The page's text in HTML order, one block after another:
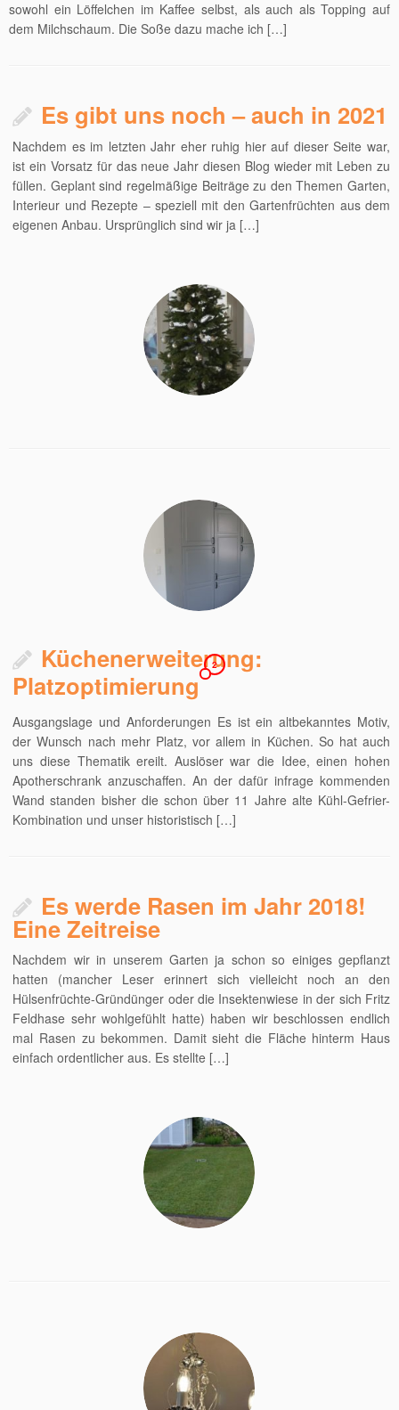
sowohl ein Löffelchen im Kaffee selbst, als auch als Topping auf
dem Milchschaum. Die Soße dazu mache ich […]
Es gibt uns noch – auch in 2021
Nachdem es im letzten Jahr eher ruhig hier auf dieser Seite war,
ist ein Vorsatz für das neue Jahr diesen Blog wieder mit Leben zu
füllen. Geplant sind regelmäßige Beiträge zu den Themen Garten,
Interieur und Rezepte – speziell mit den Gartenfrüchten aus dem
eigenen Anbau. Ursprünglich sind wir ja […]
Küchenerweiterung:
Platzoptimierung
2
Ausgangslage und Anforderungen Es ist ein altbekanntes Motiv,
der Wunsch nach mehr Platz, vor allem in Küchen. So hat auch
uns diese Thematik ereilt. Auslöser war die Idee, einen hohen
Apotherschrank anzuschaffen. An der dafür infrage kommenden
Wand standen bisher die schon über 11 Jahre alte Kühl-Gefrier-
Kombination und unser historistisch […]
Es werde Rasen im Jahr 2018!
Eine Zeitreise
Nachdem wir in unserem Garten ja schon so einiges gepflanzt
hatten (mancher Leser erinnert sich vielleicht noch an den
Hülsenfrüchte-Gründünger oder die Insektenwiese in der sich Fritz
Feldhase sehr wohlgefühlt hatte) haben wir beschlossen endlich
mal Rasen zu bekommen. Damit sieht die Fläche hinterm Haus
einfach ordentlicher aus. Es stellte […]